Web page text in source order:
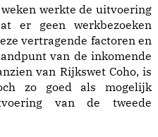
werkte de uitvoering
er geen werkbezoeken
vertragende factoren en
van de inkomende
van Rijkswet Coho, is
zo goed als mogelijk
van de tweede